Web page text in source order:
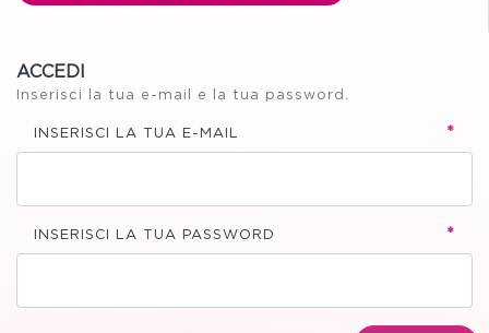
ACCEDI
Inserisci la tua e-mail e la tua password.
INSERISCI LA TUA E-MAIL *
INSERISCI LA TUA PASSWORD *